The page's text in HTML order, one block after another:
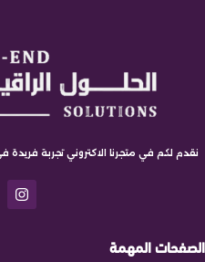
نقدم لكم في متجرنا الاكتروني تجربة فريدة
الصفحات المهمة